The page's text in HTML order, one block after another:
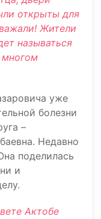
открыты для
Жители
называться
уже
болезни
–
Недавно
поделилась
и
Актобе